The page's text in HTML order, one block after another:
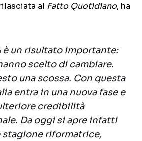
al Fatto Quotidiano, ha
è un risultato importante:
scelto di cambiare.
una scossa. Con questa
entra in una nuova fase e
credibilità
Da oggi si apre infatti
stagione riformatrice,